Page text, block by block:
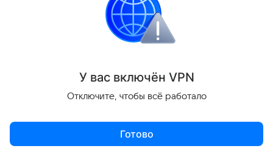
У вас включён VPN
Отключите, чтобы всё работало
Готово